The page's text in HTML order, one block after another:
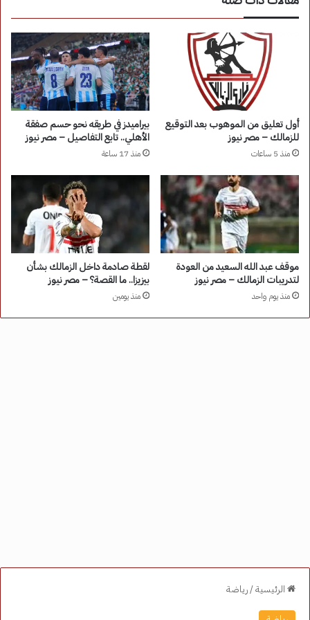
أول تعليق من الموهوب بعد التوقيع
للزمالك – مصر نيوز
منذ 5 ساعات
بيراميدز في طريقه نحو حسم صفقة
الأهلي.. تابع التفاصيل – مصر نيوز
منذ 17 ساعة
موقف عبد الله السعيد من العودة
لتدريبات الزمالك – مصر نيوز
منذ يوم واحد
لقطة صادمة داخل الزمالك بشأن
بيزيزا.. ما القصة؟ – مصر نيوز
منذ يومين